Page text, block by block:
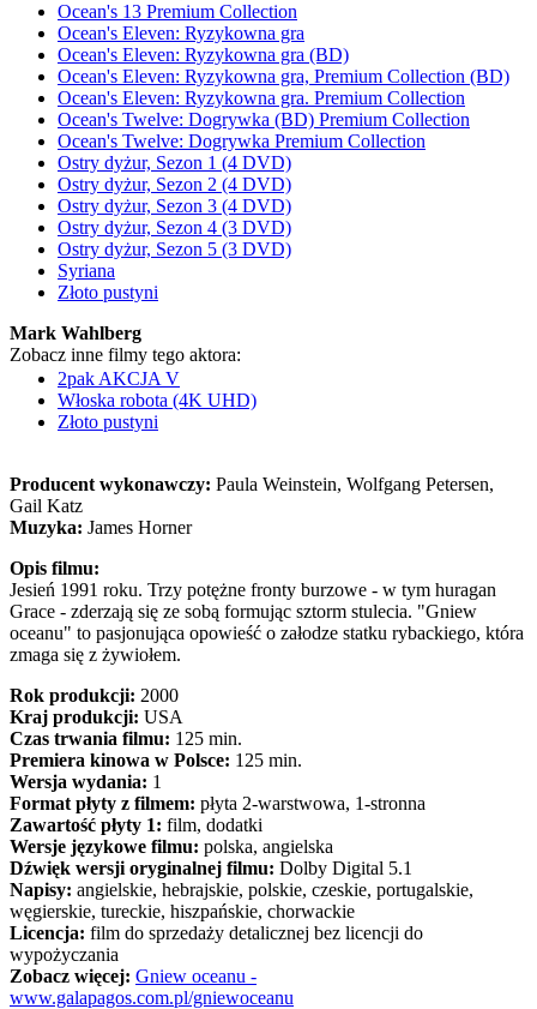
Ocean's 13 Premium Collection
Ocean's Eleven: Ryzykowna gra
Ocean's Eleven: Ryzykowna gra (BD)
Ocean's Eleven: Ryzykowna gra, Premium Collection (BD)
Ocean's Eleven: Ryzykowna gra. Premium Collection
Ocean's Twelve: Dogrywka (BD) Premium Collection
Ocean's Twelve: Dogrywka Premium Collection
Ostry dyżur, Sezon 1 (4 DVD)
Ostry dyżur, Sezon 2 (4 DVD)
Ostry dyżur, Sezon 3 (4 DVD)
Ostry dyżur, Sezon 4 (3 DVD)
Ostry dyżur, Sezon 5 (3 DVD)
Syriana
Złoto pustyni
Mark Wahlberg
Zobacz inne filmy tego aktora:
2pak AKCJA V
Włoska robota (4K UHD)
Złoto pustyni
Producent wykonawczy: Paula Weinstein, Wolfgang Petersen,
Gail Katz
Muzyka: James Horner
Opis filmu:
Jesień 1991 roku. Trzy potężne fronty burzowe - w tym huragan
Grace - zderzają się ze sobą formując sztorm stulecia. "Gniew
oceanu" to pasjonująca opowieść o załodze statku rybackiego, która
zmaga się z żywiołem.
Rok produkcji: 2000
Kraj produkcji: USA
Czas trwania filmu: 125 min.
Premiera kinowa w Polsce: 125 min.
Wersja wydania: 1
Format płyty z filmem: płyta 2-warstwowa, 1-stronna
Zawartość płyty 1: film, dodatki
Wersje językowe filmu: polska, angielska
Dźwięk wersji oryginalnej filmu: Dolby Digital 5.1
Napisy: angielskie, hebrajskie, polskie, czeskie, portugalskie,
węgierskie, tureckie, hiszpańskie, chorwackie
Licencja: film do sprzedaży detalicznej bez licencji do
wypożyczania
Zobacz więcej: Gniew oceanu -
www.galapagos.com.pl/gniewoceanu